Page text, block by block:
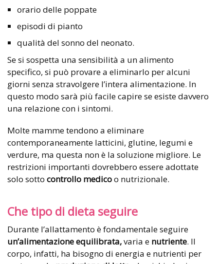
orario delle poppate
episodi di pianto
qualità del sonno del neonato.
Se si sospetta una sensibilità a un alimento
specifico, si può provare a eliminarlo per alcuni
giorni senza stravolgere l’intera alimentazione. In
questo modo sarà più facile capire se esiste davvero
una relazione con i sintomi.
Molte mamme tendono a eliminare
contemporaneamente latticini, glutine, legumi e
verdure, ma questa non è la soluzione migliore. Le
restrizioni importanti dovrebbero essere adottate
solo sotto controllo medicoo nutrizionale.
Che tipo di dieta seguire
Durante l’allattamento è fondamentale seguire
un’alimentazione equilibrata,varia e nutriente. Il
corpo, infatti, ha bisogno di energia e nutrienti per